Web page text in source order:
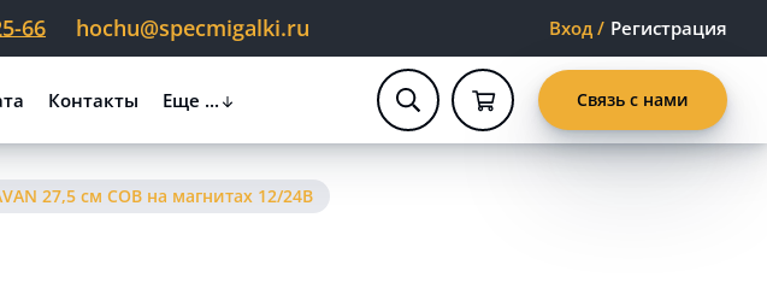
66 hochu@specmigalki.ru Вход / Регистрация
Контакты Еще ... Связь с нами
27,5 см COB на магнитах 12/24В